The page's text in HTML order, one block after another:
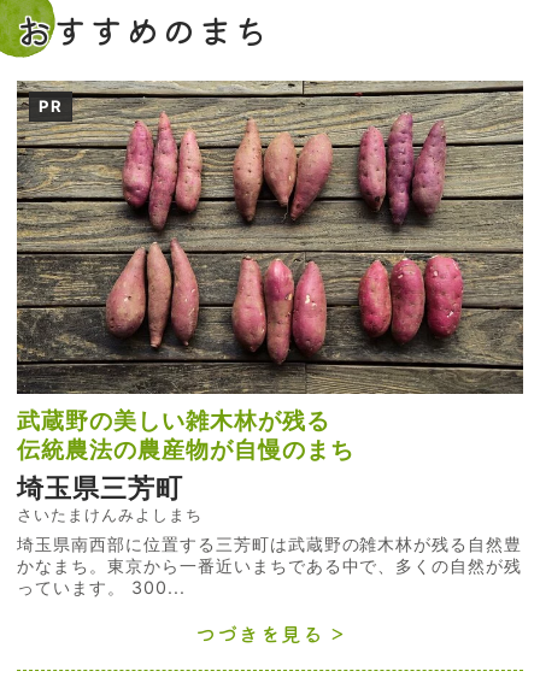
おすすめのまち
PR
武蔵野の美しい雑木林が残る
伝統農法の農産物が自慢のまち
埼玉県三芳町
さいたまけんみよしまち
埼玉県南西部に位置する三芳町は武蔵野の雑木林が残る自然豊
かなまち。東京から一番近いまちである中で、多くの自然が残
っています。 300...
つづきを見る